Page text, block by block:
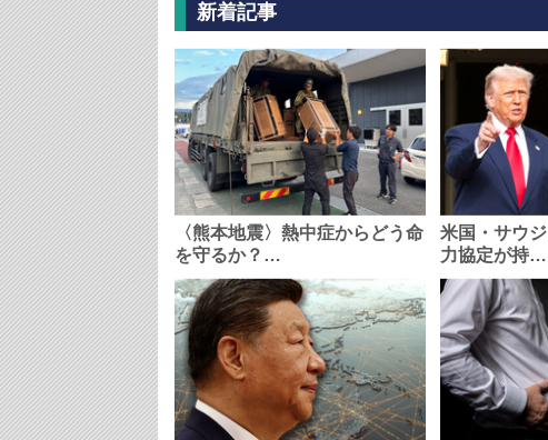
新着記事
〈熊本地震〉熱中症からどう命
を守るか？…
米国・サウ
力協定が持…